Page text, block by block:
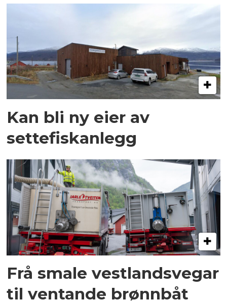
Kan bli ny eier av
settefiskanlegg
Frå smale vestlandsvegar
til ventande brønnbåt